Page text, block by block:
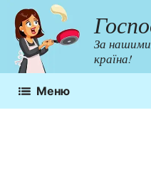
Перейти
до
контенту
За
країна!
Меню